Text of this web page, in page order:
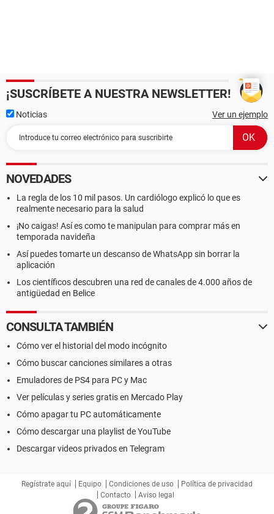
¡SUSCRÍBETE A NUESTRA NEWSLETTER!
Noticias Ver un ejemplo
NOVEDADES
La regla de los 10 mil pasos. Un cardiólogo explicó lo que es
realmente necesario para la salud
¡No caigas! Así es como te manipulan para comprar más en
temporada navideña
Así puedes tomarte un descanso de WhatsApp sin borrar la
aplicación
Los científicos descubren una red de canales de 4.000 años de
antigüedad en Belice
CONSULTA TAMBIÉN
Cómo ver el historial del modo incógnito
Cómo buscar canciones similares a otras
Emuladores de PS4 para PC y Mac
Ver películas y series gratis en Mercado Play
Cómo apagar tu PC automáticamente
Cómo descargar una playlist de YouTube
Descargar videos privados en Telegram
Regístrate aquí Equipo Condiciones de uso
Política de privacidad
Contacto
Aviso legal